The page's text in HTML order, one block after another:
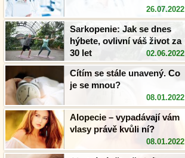
26.07.2022
Sarkopenie: Jak se dnes
hýbete, ovlivní váš život za
30 let
02.06.2022
Cítím se stále unavený. Co
je se mnou?
08.01.2022
Alopecie – vypadávají vám
vlasy právě kvůli ní?
08.01.2022